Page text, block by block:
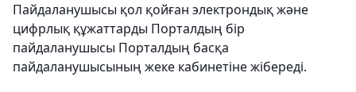
Пайдаланушысы қол қойған электрондық және
цифрлық құжаттарды Порталдың бір
пайдаланушысы Порталдың басқа
пайдаланушысының жеке кабинетіне жібереді.